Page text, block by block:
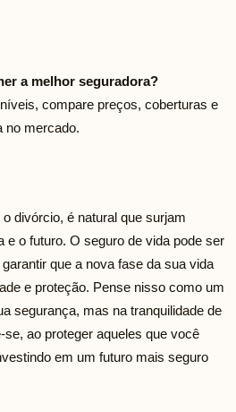
a melhor seguradora?
compare preços, coberturas e
no mercado.
divórcio, é natural que surjam
e o futuro. O seguro de vida pode ser
que a nova fase da sua vida
e proteção. Pense nisso como um
segurança, mas na tranquilidade de
ao proteger aqueles que você
em um futuro mais seguro